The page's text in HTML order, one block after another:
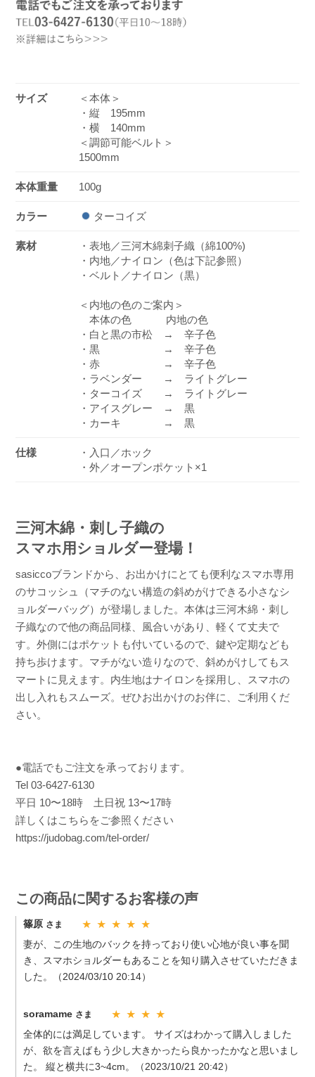
サイズ
＜本体＞
・縦 195mm
・横 140mm
＜調節可能ベルト＞
1500mm
本体重量 100g
カラー ターコイズ
素材
・表地／三河木綿刺子織（綿100%)
・内地／ナイロン（色は下記参照）
・ベルト／ナイロン（黒）
＜内地の色のご案内＞
本体の色 内地の色
・白と黒の市松 → 辛子色
・黒 → 辛子色
・赤 → 辛子色
・ラベンダー → ライトグレー
・ターコイズ → ライトグレー
・アイスグレー → 黒
・カーキ → 黒
仕様
・入口／ホック
・外／オープンポケット×1
三河木綿・刺し子織の
スマホ用ショルダー登場！
sasiccoブランドから、お出かけにとても便利なスマホ専用
のサコッシュ（マチのない構造の斜めがけできる小さなシ
ョルダーバッグ）が登場しました。本体は三河木綿・刺し
子織なので他の商品同様、風合いがあり、軽くて丈夫で
す。外側にはポケットも付いているので、鍵や定期なども
持ち歩けます。マチがない造りなので、斜めがけしてもス
マートに見えます。内生地はナイロンを採用し、スマホの
出し入れもスムーズ。ぜひお出かけのお伴に、ご利用くだ
さい。
●電話でもご注文を承っております。
Tel 03-6427-6130
平日 10〜18時 土日祝 13〜17時
詳しくはこちらをご参照ください
https://judobag.com/tel-order/
この商品に関するお客様の声
篠原 さま ★ ★ ★ ★ ★
妻が、この生地のバックを持っており使い心地が良い事を聞
き、スマホショルダーもあることを知り購入させていただきま
した。（2024/03/10 20:14）
soramame さま ★ ★ ★ ★
全体的には満足しています。 サイズはわかって購入しました
が、欲を言えばもう少し大きかったら良かったかなと思いまし
た。 縦と横共に3~4cm。（2023/10/21 20:42）